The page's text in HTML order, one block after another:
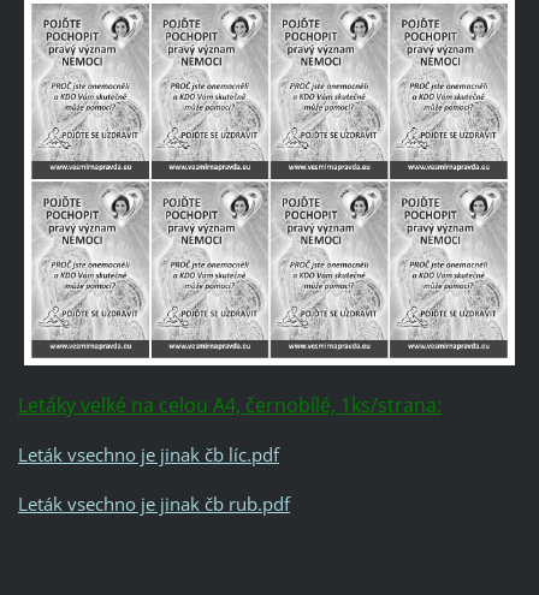
Letáky velké na celou A4, černobílé, 1ks/strana:
Leták vsechno je jinak čb líc.pdf
Leták vsechno je jinak čb rub.pdf